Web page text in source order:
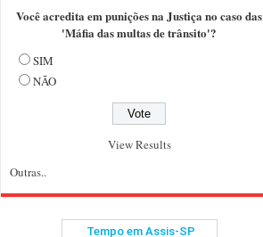
Você acredita em punições na Justiça no caso das
'Máfia das multas de trânsito'?
SIM
NÃO
View Results
Outras..